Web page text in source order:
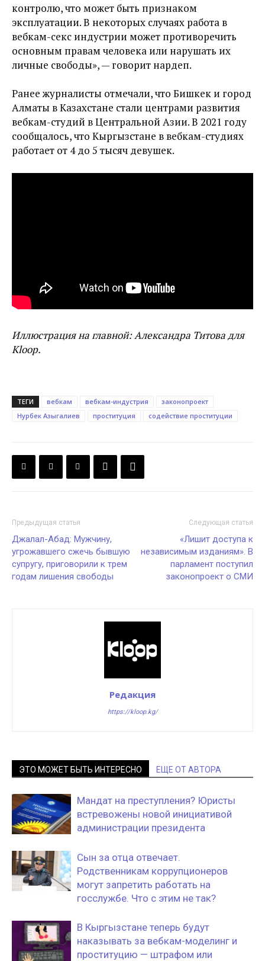
контролю, что может быть признаком
эксплуатации. В некоторых случаях работа в
вебкам-секс индустрии может противоречить
основным правам человека или нарушать их
личные свободы», — говорит нардеп.
Ранее журналисты отмечали, что Бишкек и город
Алматы в Казахстане стали центрами развития
вебкам-студий в Центральной Азии. В 2021 году
сообщалось, что Кыргызстане в вебкам-студиях
работает от 4 до 5 тысяч девушек.
Иллюстрация на главной: Александра Титова для
Kloop.
ТЕГИ вебкам вебкам-индустрия
законопроект
Нурбек Азыгалиев
проституция содействие проституции
Предыдущая статья
Джалал-Абад: Мужчину,
угрожавшего сжечь бывшую
супругу, приговорили к трем
годам лишения свободы
Следующая статья
«Лишит доступа к
независимым изданиям». В
парламент поступил
законопроект о СМИ
Редакция
https://kloop.kg/
ЭТО МОЖЕТ БЫТЬ ИНТЕРЕСНО ЕЩЕ ОТ АВТОРА
Мандат на преступления? Юристы
встревожены новой инициативой
администрации президента
Сын за отца отвечает.
Родственникам коррупционеров
могут запретить работать на
госслужбе. Что с этим не так?
В Кыргызстане теперь будут
наказывать за вебкам-моделинг и
проституцию — штрафом или